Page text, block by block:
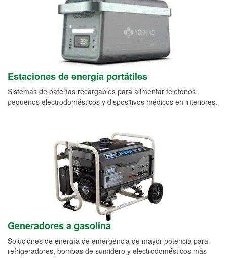
Estaciones de energía portátiles
Sistemas de baterías recargables para alimentar teléfonos,
pequeños electrodomésticos y dispositivos médicos en interiores.
Generadores a gasolina
Soluciones de energía de emergencia de mayor potencia para
refrigeradores, bombas de sumidero y electrodomésticos más